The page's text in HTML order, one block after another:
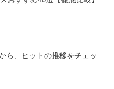
ら、ヒットの推移をチェッ